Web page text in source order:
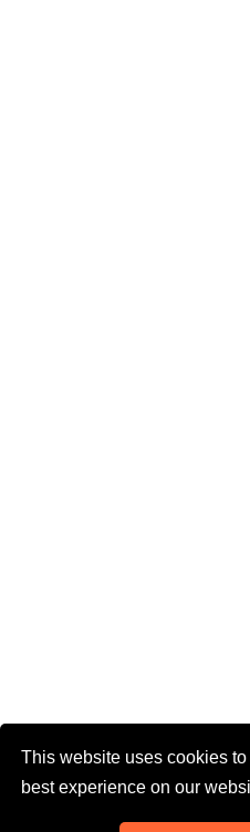
This website uses cookies
best experience on our